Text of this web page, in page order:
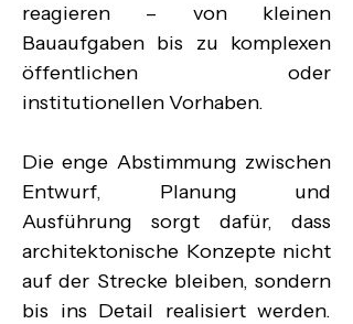
reagieren – von kleinen
Bauaufgaben bis zu komplexen
öffentlichen oder
institutionellen Vorhaben.
Die enge Abstimmung zwischen
Entwurf, Planung und
Ausführung sorgt dafür, dass
architektonische Konzepte nicht
auf der Strecke bleiben, sondern
bis ins Detail realisiert werden.